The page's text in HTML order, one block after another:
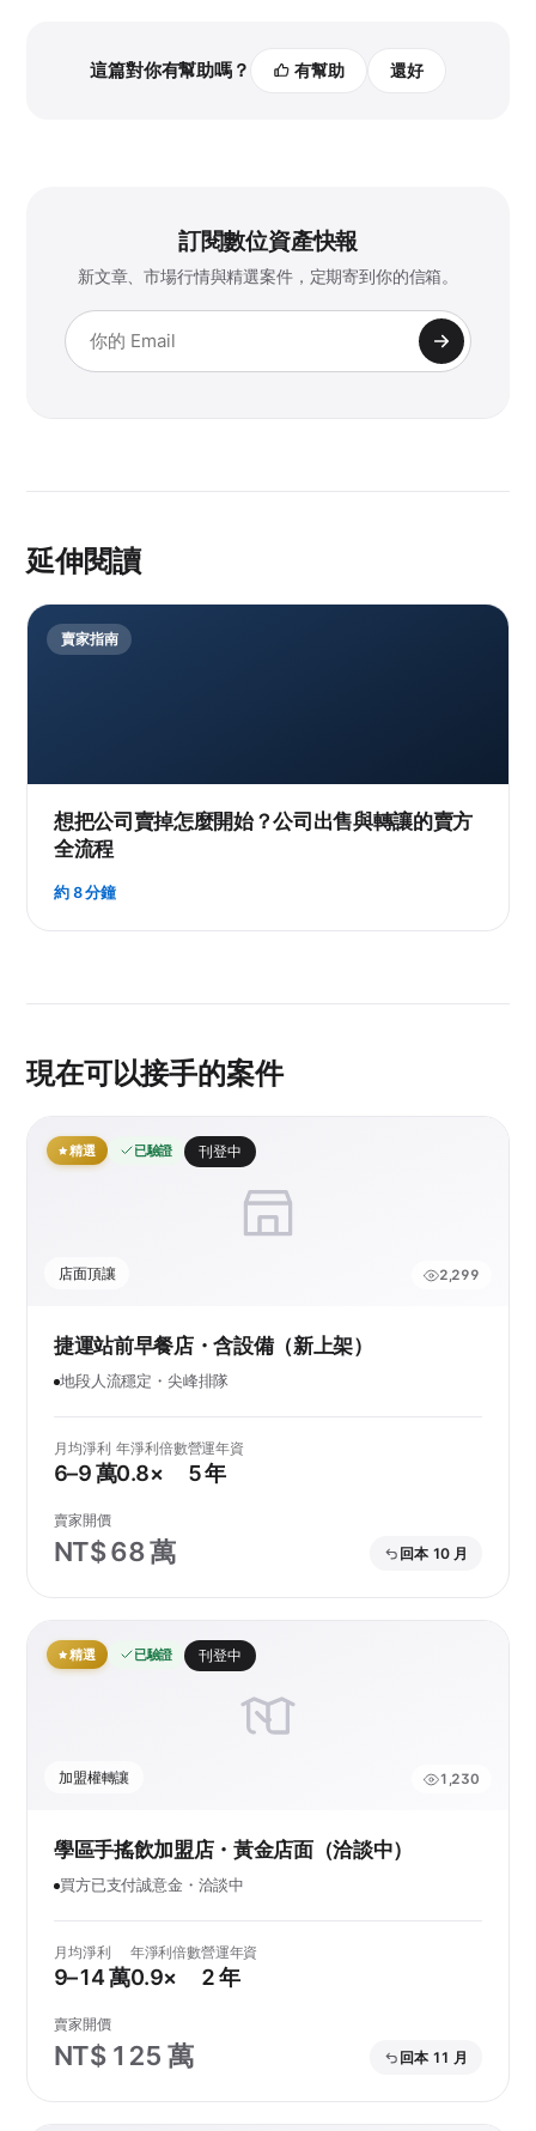
這篇對你有幫助嗎？ 有幫助 還好
訂閱數位資產快報
新文章、市場行情與精選案件，定期寄到你的信箱。
延伸閱讀
賣家指南
想把公司賣掉怎麼開始？公司出售與轉讓的賣方
全流程
約 8 分鐘
現在可以接手的案件
精選 已驗證 刊登中
店面頂讓 2,299
捷運站前早餐店・含設備（新上架）
地段人流穩定・尖峰排隊
月均淨利
6–9 萬
年淨利倍數
0.8×
營運年資
5 年
賣家開價
NT$ 68 萬 回本 10 月
精選 已驗證 刊登中
加盟權轉讓 1,230
學區手搖飲加盟店・黃金店面（洽談中）
買方已支付誠意金・洽談中
月均淨利
9–14 萬
年淨利倍數
0.9×
營運年資
2 年
賣家開價
NT$ 125 萬 回本 11 月